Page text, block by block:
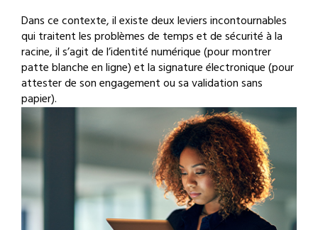
Dans ce contexte, il existe deux leviers incontournables
qui traitent les problèmes de temps et de sécurité à la
racine, il s’agit de l’identité numérique (pour montrer
patte blanche en ligne) et la signature électronique (pour
attester de son engagement ou sa validation sans
papier).